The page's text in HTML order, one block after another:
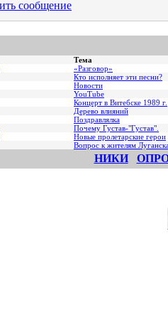
Тема
«Разговор»
Кто исполняет эти песни?
Новости
YouTube
Концерт в Витебске 1989 г.
Дерево влияний
Поздравлялка
Почему Густав-"Густав".
Hовые пролетарские герои
Вопрос к жителям
НИКИ